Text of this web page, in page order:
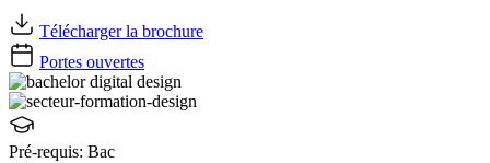
Télécharger la brochure
Portes ouvertes
Pré-requis: Bac